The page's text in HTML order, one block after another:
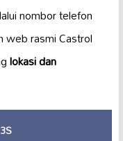
nombor telefon
web rasmi Castrol
lokasi dan